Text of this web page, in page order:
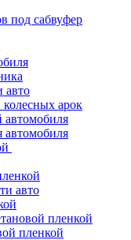
под сабвуфер
авто
арок
авто
пленкой
пленкой